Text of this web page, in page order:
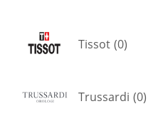
Tissot (0)
Trussardi (0)